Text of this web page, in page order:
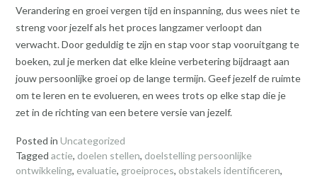
Verandering en groei vergen tijd en inspanning, dus wees niet te
streng voor jezelf als het proces langzamer verloopt dan
verwacht. Door geduldig te zijn en stap voor stap vooruitgang te
boeken, zul je merken dat elke kleine verbetering bijdraagt aan
jouw persoonlijke groei op de lange termijn. Geef jezelf de ruimte
om te leren en te evolueren, en wees trots op elke stap die je
zet in de richting van een betere versie van jezelf.
Posted in Uncategorized
Tagged actie, doelen stellen, doelstelling persoonlijke
ontwikkeling, evaluatie, groeiproces, obstakels identificeren,